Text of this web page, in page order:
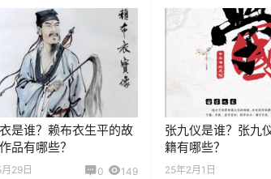
是谁？赖布衣生平的故
品有哪些？
29日 0 149
张九仪是谁？张九
籍有哪些？
25年2月1日